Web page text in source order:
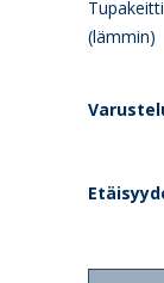
(lämmin)